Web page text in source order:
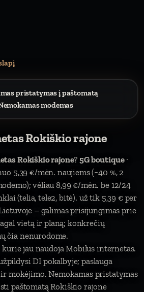
pristatymas į paštomatą
modemas
Rokiškio rajone
Rokiškio rajone?5G boutique·
5,39 €/mėn. naujiems (−40 %, 2
vėliau 8,99 €/mėn. be 12/24
(telia, tele2, bitė). už tik 5,39 € per
– galimas prisijungimas prie
vietą ir planą; konkrečių
čia nenurodome.
jau naudoja Mobilus internetas.
DI pokalbyje; paslauga
mokėjimo. Nemokamas pristatymas
paštomatą Rokiškio rajone